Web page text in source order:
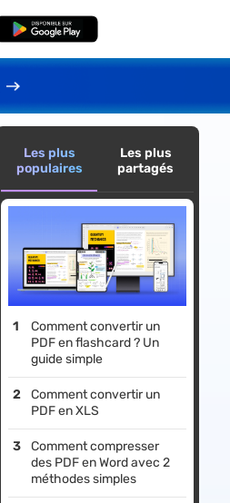
TÉLÉCHARGER
Les plus
populaires
Les plus
partagés
Comment convertir un
PDF en flashcard ? Un
guide simple
Comment convertir un
PDF en XLS
Comment compresser
des PDF en Word avec 2
méthodes simples